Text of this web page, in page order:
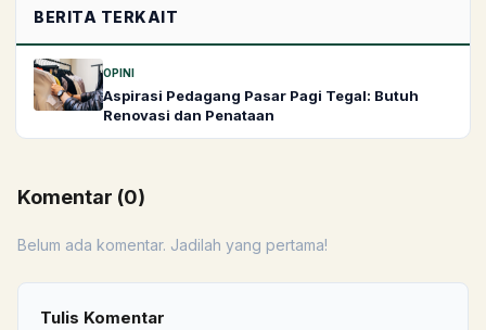
BERITA TERKAIT
OPINI
Aspirasi Pedagang Pasar Pagi Tegal: Butuh
Renovasi dan Penataan
Komentar (0)
Belum ada komentar. Jadilah yang pertama!
Tulis Komentar